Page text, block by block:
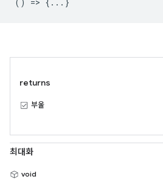
returns
부울
최대화
void